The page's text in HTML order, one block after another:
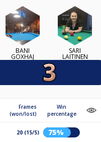
BANI
GOXHAJ
SARI
LAITINEN
Frames
(won/lost)
Win
percentage
20 (15/5) 75%